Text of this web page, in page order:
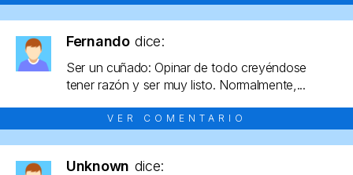
Fernando dice:
Ser un cuñado: Opinar de todo creyéndose
tener razón y ser muy listo. Normalmente,...
VER COMENTARIO
Unknown dice: